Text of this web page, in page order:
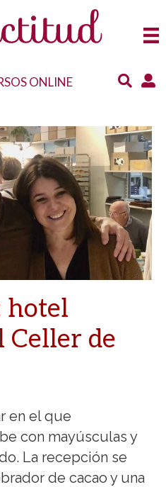
ONLINE
hotel
Celler de
en el que
con mayúsculas y
La recepción se
de cacao y una